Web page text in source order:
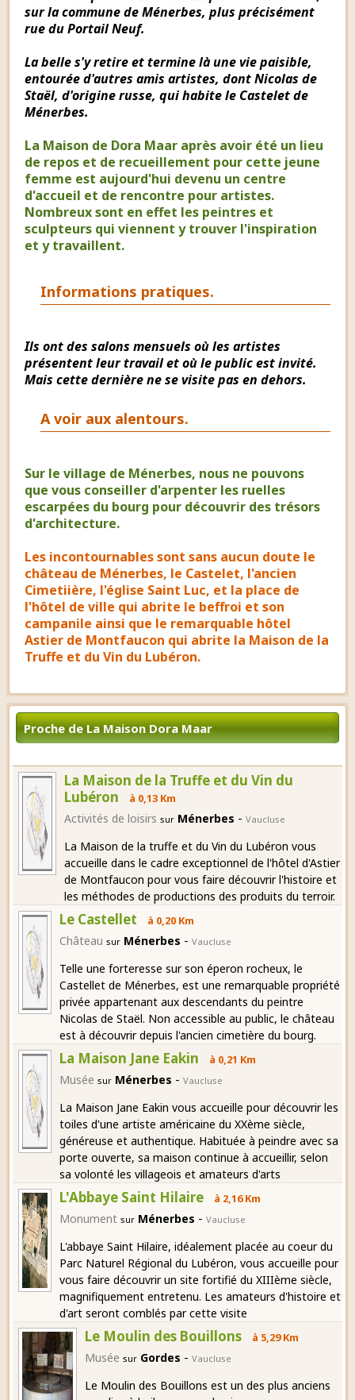
sur la commune de Ménerbes, plus précisément
rue du Portail Neuf.
La belle s'y retire et termine là une vie paisible,
entourée d'autres amis artistes, dont Nicolas de
Staël, d'origine russe, qui habite le Castelet de
Ménerbes.
La Maison de Dora Maar après avoir été un lieu
de repos et de recueillement pour cette jeune
femme est aujourd'hui devenu un centre
d'accueil et de rencontre pour artistes.
Nombreux sont en effet les peintres et
sculpteurs qui viennent y trouver l'inspiration
et y travaillent.
Informations pratiques.
Ils ont des salons mensuels où les artistes
présentent leur travail et où le public est invité.
Mais cette dernière ne se visite pas en dehors.
A voir aux alentours.
Sur le village de Ménerbes, nous ne pouvons
que vous conseiller d'arpenter les ruelles
escarpées du bourg pour découvrir des trésors
d'architecture.
Les incontournables sont sans aucun doute le
château de Ménerbes, le Castelet, l'ancien
Cimetiière, l'église Saint Luc, et la place de
l'hôtel de ville qui abrite le beffroi et son
campanile ainsi que le remarquable hôtel
Astier de Montfaucon qui abrite la Maison de la
Truffe et du Vin du Lubéron.
Proche de La Maison Dora Maar
La Maison de la Truffe et du Vin du
Lubéron
à 0,13 Km
Activités de loisirs sur Ménerbes - Vaucluse
La Maison de la truffe et du Vin du Lubéron vous
accueille dans le cadre exceptionnel de l'hôtel d'Astier
de Montfaucon pour vous faire découvrir l'histoire et
les méthodes de productions des produits du terroir.
Le Castellet à 0,20 Km
Château sur Ménerbes - Vaucluse
Telle une forteresse sur son éperon rocheux, le
Castellet de Ménerbes, est une remarquable propriété
privée appartenant aux descendants du peintre
Nicolas de Staël. Non accessible au public, le château
est à découvrir depuis l'ancien cimetière du bourg.
La Maison Jane Eakin à 0,21 Km
Musée sur Ménerbes - Vaucluse
La Maison Jane Eakin vous accueille pour découvrir les
toiles d'une artiste américaine du XXème siècle,
généreuse et authentique. Habituée à peindre avec sa
porte ouverte, sa maison continue à accueillir, selon
sa volonté les villageois et amateurs d'arts
L'Abbaye Saint Hilaire à 2,16 Km
Monument sur Ménerbes - Vaucluse
L'abbaye Saint Hilaire, idéalement placée au coeur du
Parc Naturel Régional du Lubéron, vous accueille pour
vous faire découvrir un site fortifié du XIIIème siècle,
magnifiquement entretenu. Les amateurs d'histoire et
d'art seront comblés par cette visite
Le Moulin des Bouillons à 5,29 Km
Musée sur Gordes - Vaucluse
Le Moulin des Bouillons est un des plus anciens